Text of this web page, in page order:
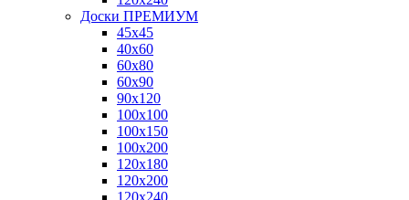
Доски ПРЕМИУМ
45x45
40x60
60x80
60x90
90x120
100x100
100x150
100x200
120x180
120x200
120x240